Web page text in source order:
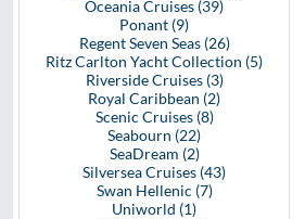
Oceania Cruises (39)
Ponant (9)
Regent Seven Seas (26)
Ritz Carlton Yacht Collection (5)
Riverside Cruises (3)
Royal Caribbean (2)
Scenic Cruises (8)
Seabourn (22)
SeaDream (2)
Silversea Cruises (43)
Swan Hellenic (7)
Uniworld (1)